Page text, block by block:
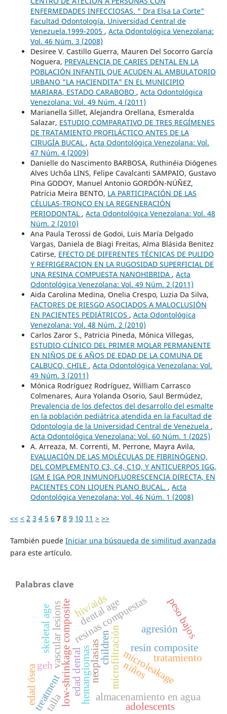
ENFERMEDADES INFECCIOSAS. " Dra Elsa La Corte"
Facultad Odontología. Universidad Central de
Venezuela.1999-2005 , Acta Odontológica Venezolana:
Vol. 46 Núm. 3 (2008)
Desiree V. Castillo Guerra, Mauren Del Socorro García
Noguera, PREVALENCIA DE CARIES DENTAL EN LA
POBLACIÓN INFANTIL QUE ACUDEN AL AMBULATORIO
URBANO "LA HACIENDITA" EN EL MUNICIPIO
MARIARA, ESTADO CARABOBO , Acta Odontológica
Venezolana: Vol. 49 Núm. 4 (2011)
Marianella Sillet, Alejandra Orellana, Esmeralda
Salazar, ESTUDIO COMPARATIVO DE TRES REGÍMENES
DE TRATAMIENTO PROFILÁCTICO ANTES DE LA
CIRUGÍA BUCAL , Acta Odontológica Venezolana: Vol.
47 Núm. 4 (2009)
Danielle do Nascimento BARBOSA, Ruthinéia Diógenes
Alves Uchôa LINS, Felipe Cavalcanti SAMPAIO, Gustavo
Pina GODOY, Manuel Antonio GORDÓN-NÚÑEZ,
Patrícia Meira BENTO, LA PARTICIPACIÓN DE LAS
CÉLULAS-TRONCO EN LA REGENERACIÓN
PERIODONTAL , Acta Odontológica Venezolana: Vol. 48
Núm. 2 (2010)
Ana Paula Terossi de Godoi, Luis María Delgado
Vargas, Daniela de Biagi Freitas, Alma Blásida Benitez
Catirse, EFECTO DE DIFERENTES TÉCNICAS DE PULIDO
Y REFRIGERACION EN LA RUGOSIDAD SUPERFICIAL DE
UNA RESINA COMPUESTA NANOHIBRIDA , Acta
Odontológica Venezolana: Vol. 49 Núm. 2 (2011)
Aida Carolina Medina, Onelia Crespo, Luzia Da Silva,
FACTORES DE RIESGO ASOCIADOS A MALOCLUSIÓN
EN PACIENTES PEDIÁTRICOS , Acta Odontológica
Venezolana: Vol. 48 Núm. 2 (2010)
Carlos Zaror S., Patricia Pineda, Mónica Villegas,
ESTUDIO CLÍNICO DEL PRIMER MOLAR PERMANENTE
EN NIÑOS DE 6 AÑOS DE EDAD DE LA COMUNA DE
CALBUCO, CHILE , Acta Odontológica Venezolana: Vol.
49 Núm. 3 (2011)
Mónica Rodríguez Rodríguez, William Carrasco
Colmenares, Aura Yolanda Osorio, Saul Bermúdez,
Prevalencia de los defectos del desarrollo del esmalte
en la población pediátrica atendida en la Facultad de
Odontología de la Universidad Central de Venezuela ,
Acta Odontológica Venezolana: Vol. 60 Núm. 1 (2025)
A. Arreaza, M. Correnti, M. Perrone, Mayra Avila,
EVALUACIÓN DE LAS MOLÉCULAS DE FIBRINÓGENO,
DEL COMPLEMENTO C3, C4, C1Q, Y ANTICUERPOS IGG,
IGM E IGA POR INMUNOFLUORESCENCIA DIRECTA, EN
PACIENTES CON LIQUEN PLANO BUCAL. , Acta
Odontológica Venezolana: Vol. 46 Núm. 1 (2008)
<< < 2 3 4 5 6 7 8 9 10 11 > >>
También puede Iniciar una búsqueda de similitud avanzada
para este artículo.
Palabras clave
microfiltración
almacenamiento en agua
resinas compuestas
microleakage
low-shrinkage composite resin composite
agresión
hemangiomas niños
tratamiento
vascular lesions children
adolescents
treatment
dental age
skeletal age
edad dental
edad ósea talla
peso bajos
neoplasias
hiv/aids
geh